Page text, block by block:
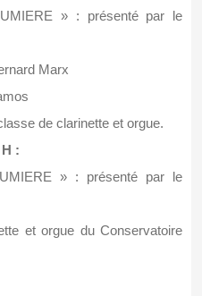
» : présenté par le
Marx
de clarinette et orgue.
:
» : présenté par le
et orgue du Conservatoire